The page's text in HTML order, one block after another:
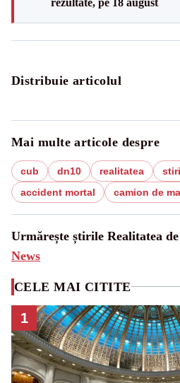
Distribuie articolul
Mai multe articole despre
cub dn10 realitatea
accident mortal
camion de
Urmărește știrile Realitatea
News
CELE MAI CITITE
1